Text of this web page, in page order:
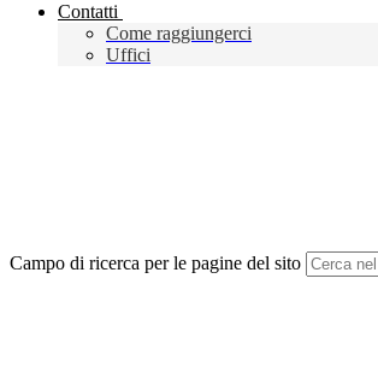
Contatti
Come raggiungerci
Uffici
Campo di ricerca per le pagine del sito